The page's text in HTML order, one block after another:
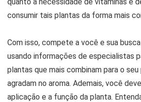
consumir tais plantas da forma mais
Com isso, compete a você e sua
usando informações de especialistas
plantas que mais combinam para o seu
agradam no aroma. Ademais, você
aplicação e a função da planta.